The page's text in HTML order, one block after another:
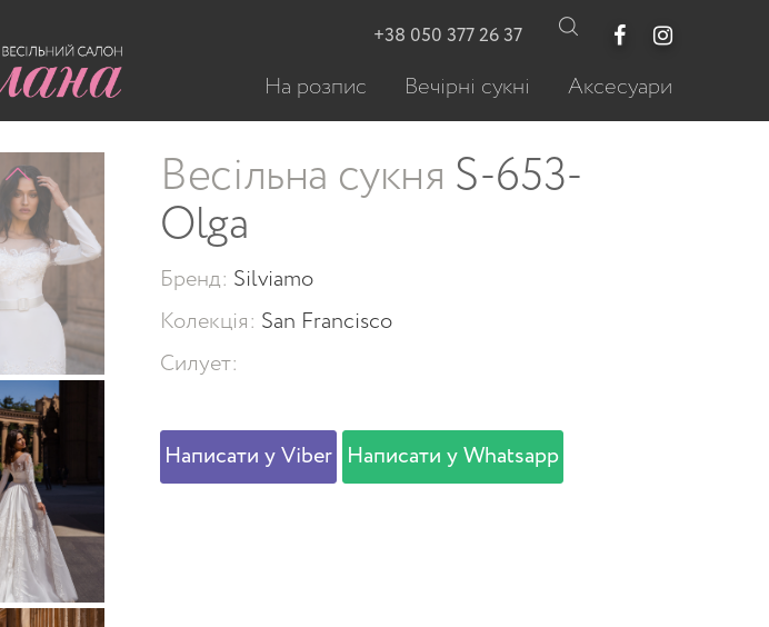
Весільна сукня S-653-
Olga
Бренд: Silviamo
Колекція: San Francisco
Силует:
Написати у Viber Написати у Whatsapp
+38 050 377 26 37
На розпис Вечірні сукні Аксесуари